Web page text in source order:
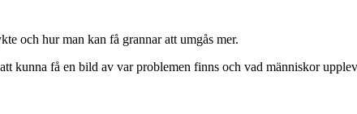
och hur man kan få grannar att umgås mer.
kunna få en bild av var problemen finns och vad människor